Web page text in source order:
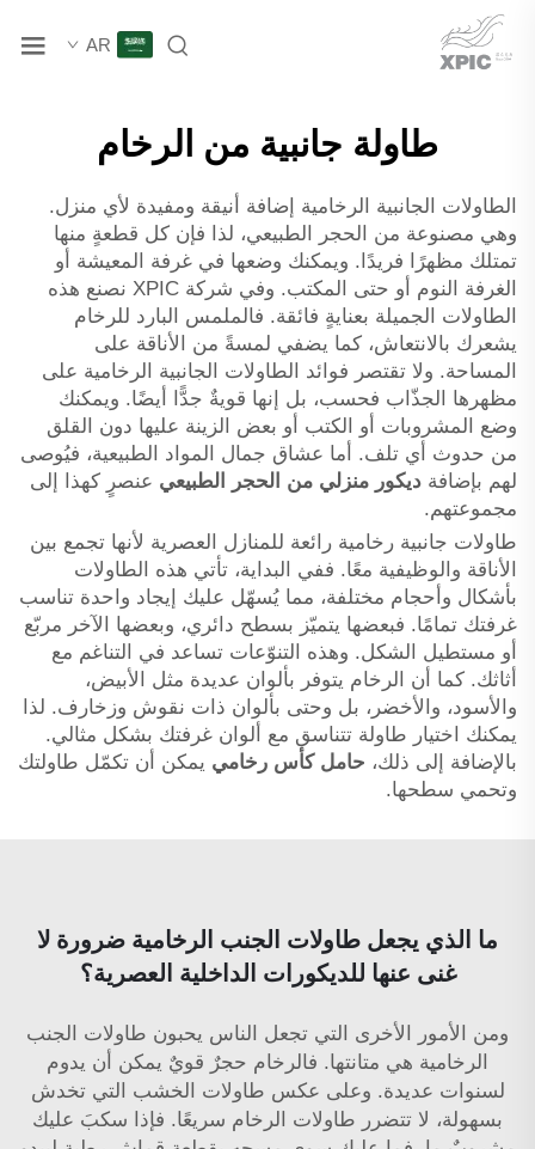
AR
طاولة جانبية من الرخام
الطاولات الجانبية الرخامية إضافة أنيقة ومفيدة لأي منزل.
وهي مصنوعة من الحجر الطبيعي، لذا فإن كل قطعةٍ منها
تمتلك مظهرًا فريدًا. ويمكنك وضعها في غرفة المعيشة أو
الغرفة النوم أو حتى المكتب. وفي شركة XPIC نصنع هذه
الطاولات الجميلة بعنايةٍ فائقة. فالملمس البارد للرخام
يشعرك بالانتعاش، كما يضفي لمسةً من الأناقة على
المساحة. ولا تقتصر فوائد الطاولات الجانبية الرخامية على
مظهرها الجذّاب فحسب، بل إنها قويةٌ جدًّا أيضًا. ويمكنك
وضع المشروبات أو الكتب أو بعض الزينة عليها دون القلق
من حدوث أي تلف. أما عشاق جمال المواد الطبيعية، فيُوصى
لهم بإضافة ديكور منزلي من الحجر الطبيعي عنصرٍ كهذا إلى
مجموعتهم.
طاولات جانبية رخامية رائعة للمنازل العصرية لأنها تجمع بين
الأناقة والوظيفية معًا. ففي البداية، تأتي هذه الطاولات
بأشكال وأحجام مختلفة، مما يُسهّل عليك إيجاد واحدة تناسب
غرفتك تمامًا. فبعضها يتميّز بسطح دائري، وبعضها الآخر مربّع
أو مستطيل الشكل. وهذه التنوّعات تساعد في التناغم مع
أثاثك. كما أن الرخام يتوفر بألوان عديدة مثل الأبيض،
والأسود، والأخضر، بل وحتى بألوان ذات نقوش وزخارف. لذا
يمكنك اختيار طاولة تتناسق مع ألوان غرفتك بشكل مثالي.
بالإضافة إلى ذلك، حامل كأس رخامي يمكن أن تكمّل طاولتك
وتحمي سطحها.
ما الذي يجعل طاولات الجنب الرخامية ضرورة لا
غنى عنها للديكورات الداخلية العصرية؟
ومن الأمور الأخرى التي تجعل الناس يحبون طاولات الجنب
الرخامية هي متانتها. فالرخام حجرٌ قويٌ يمكن أن يدوم
لسنوات عديدة. وعلى عكس طاولات الخشب التي تخدش
بسهولة، لا تتضرر طاولات الرخام سريعًا. فإذا سكبَ عليك